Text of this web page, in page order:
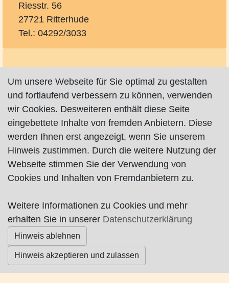
Riesstr. 56
27721 Ritterhude
Tel.: 04292/3033
Impressum| Datenschutz|AGB
© Worpswede24 2015-2026
Um unsere Webseite für Sie optimal zu gestalten
und fortlaufend verbessern zu können, verwenden
wir Cookies. Desweiteren enthält diese Seite
eingebettete Inhalte von fremden Anbietern. Diese
werden Ihnen erst angezeigt, wenn Sie unserem
Hinweis zustimmen. Durch die weitere Nutzung der
Webseite stimmen Sie der Verwendung von
Cookies und Inhalten von Fremdanbietern zu.
Weitere Informationen zu Cookies und mehr
erhalten Sie in unserer Datenschutzerklärung
Hinweis ablehnen
Hinweis akzeptieren und zulassen